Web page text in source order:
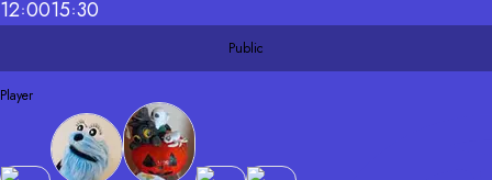
12 0015 30
Public
Player